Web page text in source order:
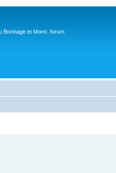
Borinage et Mons: forum